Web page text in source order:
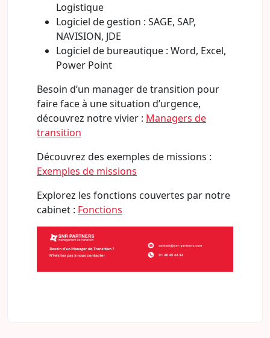
Logistique
Logiciel de gestion : SAGE, SAP,
NAVISION, JDE
Logiciel de bureautique : Word, Excel,
Power Point
Besoin d’un manager de transition pour
faire face à une situation d’urgence,
découvrez notre vivier : Managers de
transition
Découvrez des exemples de missions :
Exemples de missions
Explorez les fonctions couvertes par notre
cabinet : Fonctions